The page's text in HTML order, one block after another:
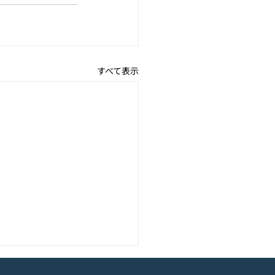
すべて表示